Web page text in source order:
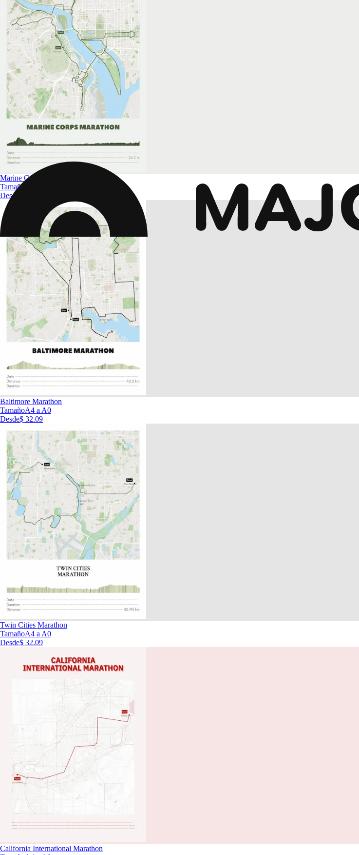
Marine Corps Marathon
Tamaño
Desde
Baltimore Marathon
TamañoA4 a A0
Desde$ 32.09
Twin Cities Marathon
TamañoA4 a A0
Desde$ 32.09
California International Marathon